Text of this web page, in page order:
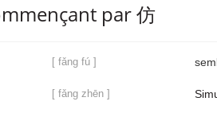
par 仿
[ fǎng fú ]
[ fǎng zhēn ]